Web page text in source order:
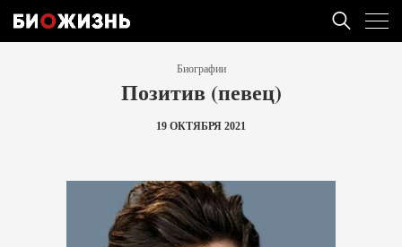
Биографии
Позитив (певец)
19 ОКТЯБРЯ 2021